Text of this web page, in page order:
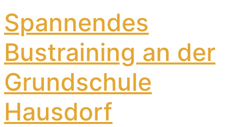
Spannendes
Bustraining an der
Grundschule
Hausdorf